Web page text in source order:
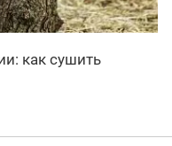
как сушить